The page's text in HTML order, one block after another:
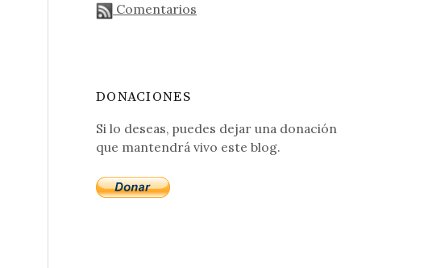
Comentarios
DONACIONES
Si lo deseas, puedes dejar una donación
que mantendrá vivo este blog.